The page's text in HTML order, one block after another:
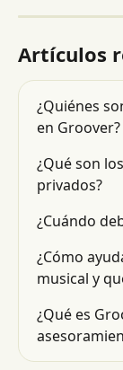
Artículos
¿Quiénes
en Groover?
¿Qué son
privados?
¿Cuándo
¿Cómo
musical y
¿Qué es